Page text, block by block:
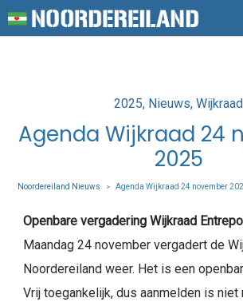
Posted
in
2025 Nieuws Wijkraad
Agenda Wijkraad 24
2025
Noordereiland Nieuws > Agenda Wijkraad 24 november
Openbare vergadering Wijkraad
Maandag 24 november vergadert de
Noordereiland weer. Het is een
Vrij toegankelijk, dus aanmelden is niet